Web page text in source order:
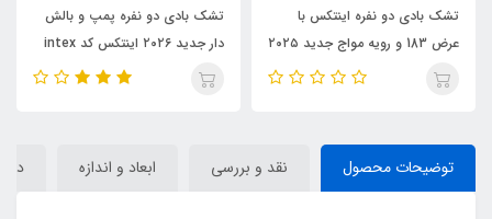
تشک بادی دو نفره اینتکس با
عرض 183 و رویه مواج جدید ۲۰۲۵
کد Intex 64755
تشک بادی دو نفره پمپ و بالش
دار جدید ۲۰۲۶ اینتکس کد intex
64765
توضیحات محصول نقد و بررسی ابعاد و اندازه